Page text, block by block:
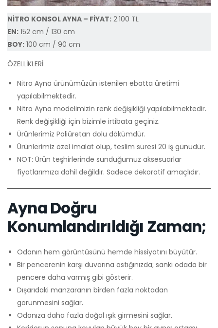
NİTRO KONSOL AYNA – FİYAT: 2.100 TL
EN: 152 cm / 130 cm
BOY: 100 cm / 90 cm
ÖZELLİKLERİ
Nitro Ayna ürünümüzün istenilen ebatta üretimi
yapılabilmektedir.
Nitro Ayna modelimizin renk değişikliği yapılabilmektedir.
Renk değişikliği için bizimle irtibata geçiniz.
Ürünlerimiz Poliüretan dolu dökümdür.
Ürünlerimiz özel imalat olup, teslim süresi 20 iş günüdür.
NOT: Ürün teşhirlerinde sunduğumuz aksesuarlar
fiyatlarımıza dahil değildir. Sadece dekoratif amaçlıdır.
Ayna Doğru
Konumlandırıldığı Zaman;
Odanın hem görüntüsünü hemde hissiyatını büyütür.
Bir pencerenin karşı duvarına astığınızda; sanki odada bir
pencere daha varmış gibi gösterir.
Dışarıdaki manzaranın birden fazla noktadan
görünmesini sağlar.
Odanıza daha fazla doğal ışık girmesini sağlar.